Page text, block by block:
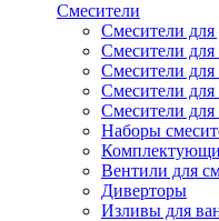
Смесители
Смесители
Смесители
Смесители для
Смесители
Смесители для
Наборы
Вентили для
Диверторы
Изливы для